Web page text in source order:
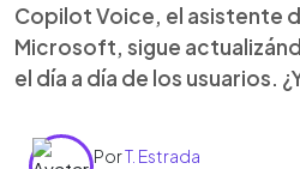
Copilot Voice, el asistente
Microsoft, sigue
el día a día de los usuarios.
PorT. Estrada